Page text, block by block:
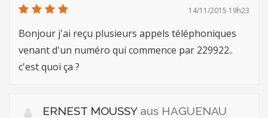
14/11/2015 19h23
Bonjour j'ai reçu plusieurs appels téléphoniques
venant d'un numéro qui commence par 229922..
c'est quoi ça ?
ERNEST MOUSSY aus HAGUENAU